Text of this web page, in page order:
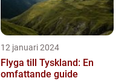
12 januari 2024
Flyga till Tyskland: En
omfattande guide